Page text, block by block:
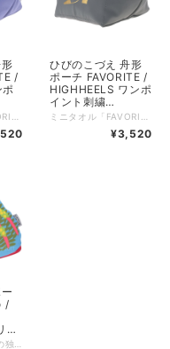
中
ひびのこづえ 舟形
ポーチ FAVORITE /
HIGHHEELS ワンポ
イント刺繍
23x12x10.5x10.5c
リウレタン14% 中
¥3,520
エ
ウ